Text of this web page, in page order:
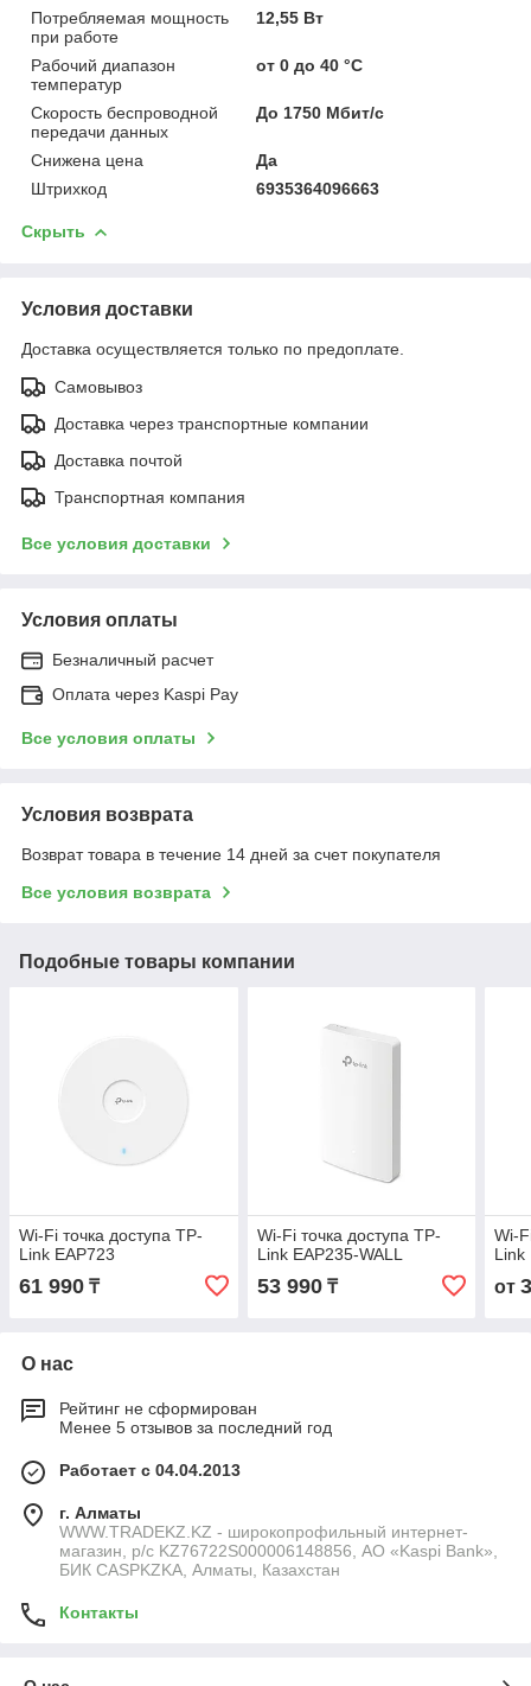
Потребляемая мощность
при работе
12,55 Вт
Рабочий диапазон
температур
от 0 до 40 °С
Скорость беспроводной
передачи данных
До 1750 Мбит/с
Снижена цена
Да
Штрихкод
6935364096663
Скрыть
Условия доставки
Доставка осуществляется только по предоплате.
Самовывоз
Доставка через транспортные компании
Доставка почтой
Транспортная компания
Все условия доставки
Условия оплаты
Безналичный расчет
Оплата через Kaspi Pay
Все условия оплаты
Условия возврата
Возврат товара в течение 14 дней за счет покупателя
Все условия возврата
Подобные товары компании
Wi-Fi точка доступа TP-
Link EAP723
61 990 ₸
Wi-Fi точка доступа TP-
Link EAP235-WALL
53 990₸
Wi-
Link
от
О нас
Рейтинг не сформирован
Менее 5 отзывов за последний год
Работает с 04.04.2013
г. Алматы
WWW.TRADEKZ.KZ - широкопрофильный интернет-
магазин, р/с KZ76722S000006148856, АО «Kaspi Bank»,
БИК CASPKZKA, Алматы, Казахстан
Контакты